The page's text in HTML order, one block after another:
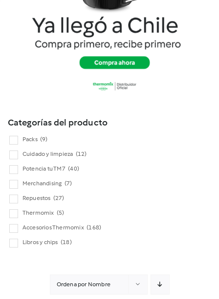
Cookidoo
Categorías del producto
Packs (9)
Cuidado y limpieza (12)
Potencia tu TM7 (40)
Merchandising (7)
Repuestos (27)
Thermomix (5)
Accesorios Thermomix (168)
Libros y chips (18)
Ordena por Nombre